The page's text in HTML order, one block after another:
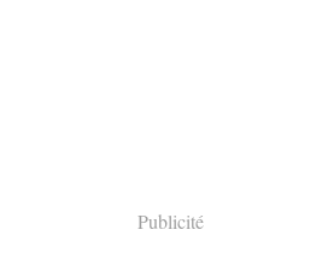
Publicité